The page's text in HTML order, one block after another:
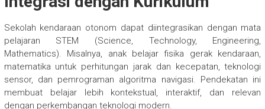
Sekolah kendaraan otonom dapat diintegrasikan dengan mata
pelajaran STEM (Science, Technology, Engineering,
Mathematics). Misalnya, anak belajar fisika gerak kendaraan,
matematika untuk perhitungan jarak dan kecepatan, teknologi
sensor, dan pemrograman algoritma navigasi. Pendekatan ini
membuat belajar lebih kontekstual, interaktif, dan relevan
dengan perkembangan teknologi modern.